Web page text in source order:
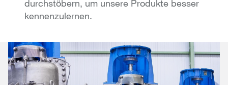
durchstöbern, um unsere Produkte besser
kennenzulernen.